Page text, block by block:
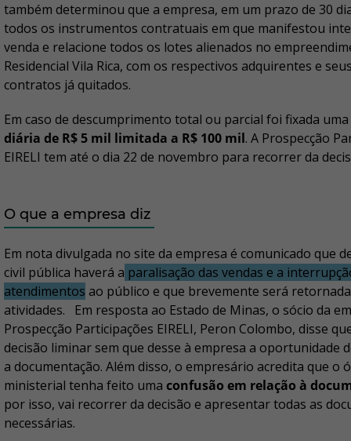
também determinou que a empresa, em um prazo de 30
todos os instrumentos contratuais em que manifestou
venda e relacione todos os lotes alienados no
Residencial Vila Rica, com os respectivos adquirentes e
contratos já quitados.
Em caso de descumprimento total ou parcial foi fixada uma
diária de R$ 5 mil limitada a R$ 100 mil. A Prospecção
EIRELI tem até o dia 22 de novembro para recorrer da
O que a empresa diz
Em nota divulgada no site da empresa é comunicado que
civil pública haverá a paralisação das vendas e a
atendimentos ao público e que brevemente será
atividades. Em resposta ao Estado de Minas, o sócio da
Prospecção Participações EIRELI, Peron Colombo, disse
decisão liminar sem que desse à empresa a oportunidade
a documentação. Além disso, o empresário acredita que o
ministerial tenha feito uma confusão em relação à
por isso, vai recorrer da decisão e apresentar todas as
necessárias.